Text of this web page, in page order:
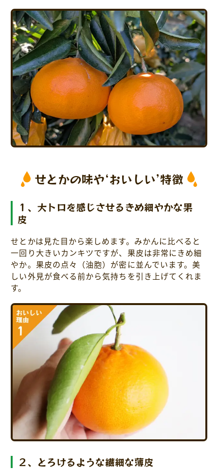
せとかの味や‘おいしい’特徴
１、大トロを感じさせるきめ細やかな果
皮
せとかは見た目から楽しめます。みかんに比べると
一回り大きいカンキツですが、果皮は非常にきめ細
やか。果皮の点々（油胞）が密に並んでいます。美
しい外見が食べる前から気持ちを引き上げてくれま
す。
２、とろけるような繊細な薄皮